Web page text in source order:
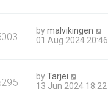
bymalvikingen
01 Aug 2024 20:46
byTarjei
13 Jun 2024 18:22